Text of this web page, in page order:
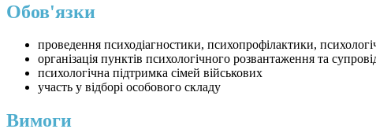
Обов'язки
проведення психодіагностики, психопрофілактики,
організація пунктів психологічного розвантаження та
психологічна підтримка сімей військових
участь у відборі особового складу
Вимоги